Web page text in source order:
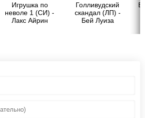
Игрушка по
неволе 1 (СИ) -
Лакс Айрин
Голливудский
скандал (ЛП) -
Бей Луиза